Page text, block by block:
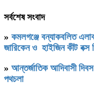
সর্বশেষ সংবাদ
» কমলগঞ্জে বন্যাকবলিত
জারিকেন ও হাইজিন কীট বক্স
» আন্তর্জাতিক আদিবাসী
পথচলা